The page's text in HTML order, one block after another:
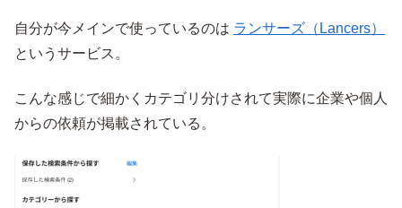
自分が今メインで使っているのは ランサーズ（Lancers）
というサービス。
こんな感じで細かくカテゴリ分けされて実際に企業や個人
からの依頼が掲載されている。